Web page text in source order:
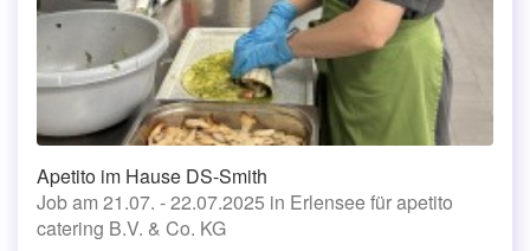
Apetito im Hause DS-Smith
Job am 21.07. - 22.07.2025 in Erlensee für apetito
catering B.V. & Co. KG